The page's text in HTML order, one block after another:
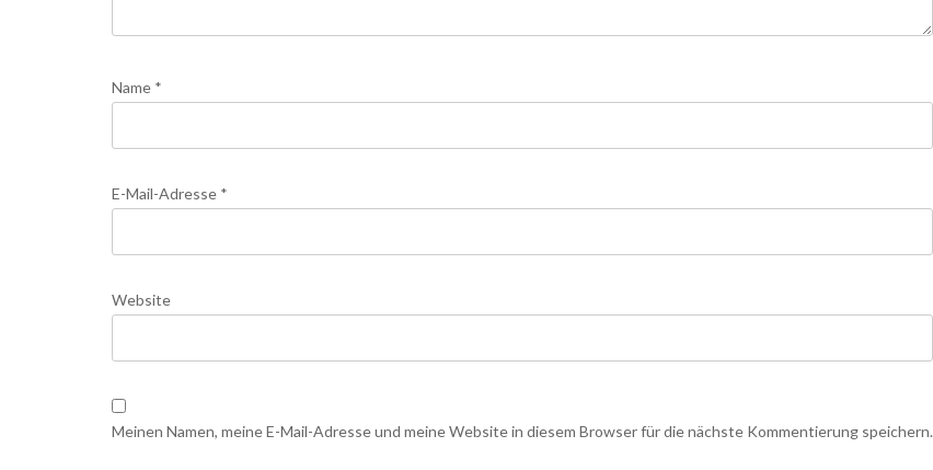
Name *
E-Mail-Adresse *
Website
Meinen Namen, meine E-Mail-Adresse und meine Website in diesem Browser für die nächste Kommentierung speichern.